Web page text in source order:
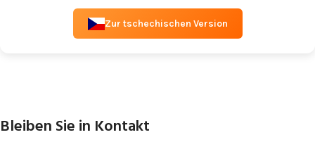
Zur tschechischen Version
Bleiben Sie in Kontakt